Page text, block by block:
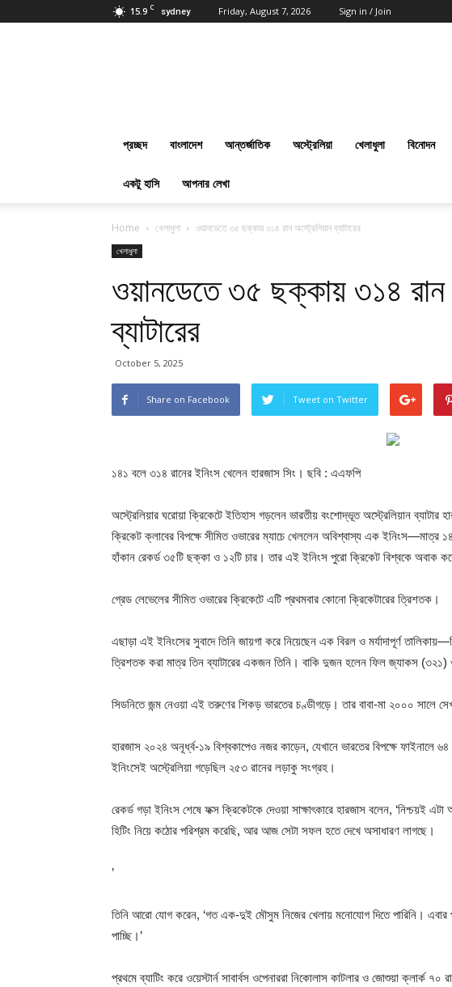
15.9 C sydney Friday, August 7, 2026 Sign in / Join
Bangla
প্রচ্ছদ বাংলাদেশ আন্তর্জাতিক অস্ট্রেলিয়া খেলাধুলা বিনোদন
একটু হাসি আপনার লেখা
Home খেলাধুলা ওয়ানডেতে ৩৫ ছক্কায় ৩১৪ রান অস্ট্রেলিয়ান ব্যাটারের
খেলাধুলা
ওয়ানডেতে ৩৫ ছক্কায় ৩১৪ রান
ব্যাটারের
October 5, 2025
Share on Facebook Tweet on Twitter
১৪১ বলে ৩১৪ রানের ইনিংস খেলেন হারজাস সিং। ছবি : এএফপি
অস্ট্রেলিয়ার ঘরোয়া ক্রিকেটে ইতিহাস গড়লেন ভারতীয় বংশোদ্ভূত অস্ট্রেলিয়ান ব্যাটার
ক্রিকেট ক্লাবের বিপক্ষে সীমিত ওভারের ম্যাচে খেললেন অবিশ্বাস্য এক
হাঁকান রেকর্ড ৩৫টি ছক্কা ও ১২টি চার। তার এই ইনিংস পুরো ক্রিকেট বিশ্বকে অবাক
গ্রেড লেভেলের সীমিত ওভারের ক্রিকেটে এটি প্রথমবার কোনো ক্রিকেটারের ত্রিশতক।
এছাড়া এই ইনিংসের সুবাদে তিনি জায়গা করে নিয়েছেন এক বিরল ও মর্যাদাপূর্ণ
ত্রিশতক করা মাত্র তিন ব্যাটারের একজন তিনি। বাকি দুজন হলেন ফিল জ্যাকস (৩২১)
সিডনিতে জন্ম নেওয়া এই তরুণের শিকড় ভারতের চণ্ডীগড়ে। তার বাবা-মা ২০০০ সালে
হারজাস ২০২৪ অনূর্ধ্ব-১৯ বিশ্বকাপেও নজর কাড়েন, যেখানে ভারতের বিপক্ষে ফাইনালে
ইনিংসেই অস্ট্রেলিয়া গড়েছিল ২৫৩ রানের লড়াকু সংগ্রহ।
রেকর্ড গড়া ইনিংস শেষে ফক্স ক্রিকেটকে দেওয়া সাক্ষাৎকারে হারজাস বলেন, ‘নিশ্চয়ই
হিটিং নিয়ে কঠোর পরিশ্রম করেছি, আর আজ সেটা সফল হতে দেখে অসাধারণ লাগছে।
’
তিনি আরো যোগ করেন, ‘গত এক-দুই মৌসুম নিজের খেলায় মনোযোগ দিতে পারিনি। এবার
পাচ্ছি।’
প্রথমে ব্যাটিং করে ওয়েস্টার্ন সাবার্বস ওপেনাররা নিকোলাস কাটলার ও জোশুয়া ক্লার্ক